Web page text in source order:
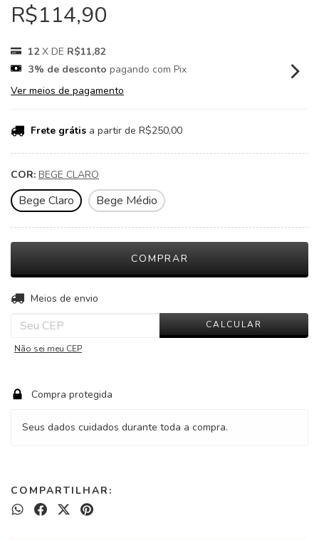
R$114,90
12 X DE R$11,82
3% de desconto pagando com Pix
Ver meios de pagamento
Frete grátis a partir de R$250,00
COR: BEGE CLARO
Bege Claro Bege Médio
Entregas para o CEP:
Meios de envio
CALCULAR
Não sei meu CEP
Compra protegida
Seus dados cuidados durante toda a compra.
COMPARTILHAR: